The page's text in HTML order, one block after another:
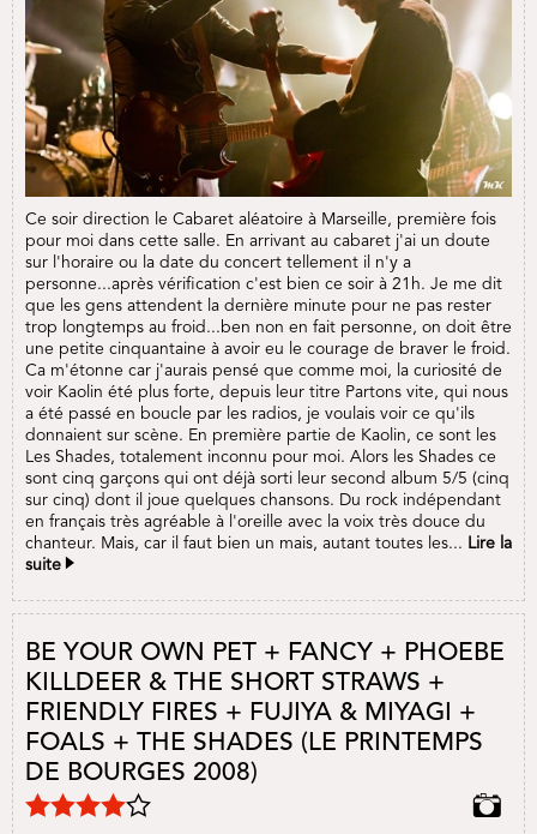
Ce soir direction le Cabaret aléatoire à Marseille, première fois
pour moi dans cette salle. En arrivant au cabaret j'ai un doute
sur l'horaire ou la date du concert tellement il n'y a
personne...après vérification c'est bien ce soir à 21h. Je me dit
que les gens attendent la dernière minute pour ne pas rester
trop longtemps au froid...ben non en fait personne, on doit être
une petite cinquantaine à avoir eu le courage de braver le froid.
Ca m'étonne car j'aurais pensé que comme moi, la curiosité de
voir Kaolin été plus forte, depuis leur titre Partons vite, qui nous
a été passé en boucle par les radios, je voulais voir ce qu'ils
donnaient sur scène. En première partie de Kaolin, ce sont les
Les Shades, totalement inconnu pour moi. Alors les Shades ce
sont cinq garçons qui ont déjà sorti leur second album 5/5 (cinq
sur cinq) dont il joue quelques chansons. Du rock indépendant
en français très agréable à l'oreille avec la voix très douce du
chanteur. Mais, car il faut bien un mais, autant toutes les... Lire la
suite
BE YOUR OWN PET + FANCY + PHOEBE
KILLDEER & THE SHORT STRAWS +
FRIENDLY FIRES + FUJIYA & MIYAGI +
FOALS + THE SHADES (LE PRINTEMPS
DE BOURGES 2008)